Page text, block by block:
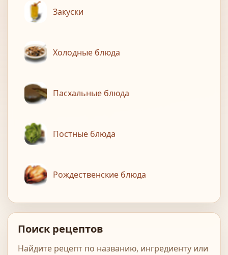
Закуски
Холодные блюда
Пасхальные блюда
Постные блюда
Рождественские блюда
Поиск рецептов
Найдите рецепт по названию, ингредиенту или